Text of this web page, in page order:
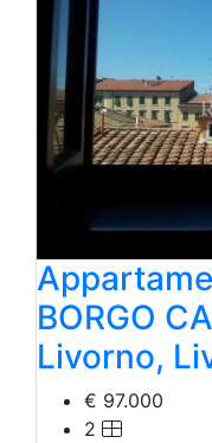
BORGO
Livorno,
€ 97.000
2